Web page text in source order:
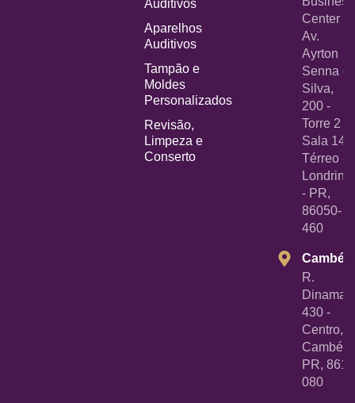
Auditivos
Aparelhos
Auditivos
Tampão e
Moldes
Personalizados
Revisão,
Limpeza e
Conserto
Center -
Av.
Ayrton
Senna
Silva,
200 -
Torre 2 -
Sala 14
Térreo -
Londrina
- PR,
86050-
460
Cambé
R.
430 -
Centro,
Cambé -
PR,
080